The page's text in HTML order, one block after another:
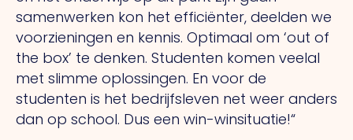
samenwerken kon het efficiënter, deelden we
voorzieningen en kennis. Optimaal om ‘out of
the box’ te denken. Studenten komen veelal
met slimme oplossingen. En voor de
studenten is het bedrijfsleven net weer anders
dan op school. Dus een win-winsituatie!“